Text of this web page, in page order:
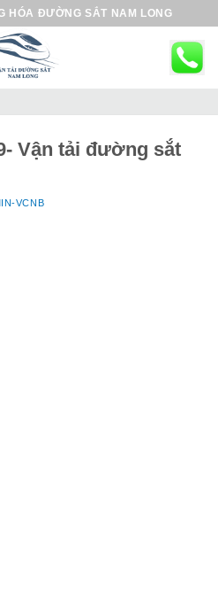
HÓA ĐƯỜNG SẮT NAM LONG
Vận tải đường sắt
VCNB